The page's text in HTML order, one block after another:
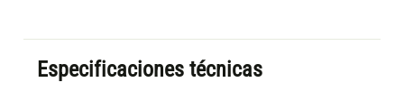
Especificaciones técnicas